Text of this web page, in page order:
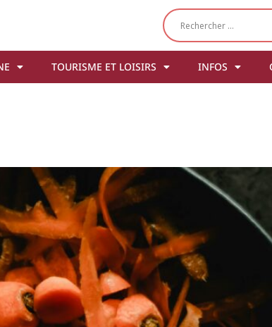
TOURISME ET LOISIRS INFOS